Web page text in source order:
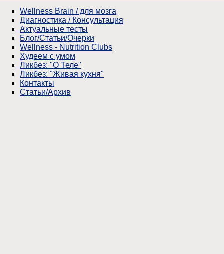
Wellness Brain / для мозга
Диагностика / Консультация
Актуальные тесты
Блог/Статьи/Очерки
Wellness - Nutrition Clubs
Худеем с умом
Ликбез: "О Теле"
Ликбез: "Живая кухня"
Контакты
Статьи/Архив